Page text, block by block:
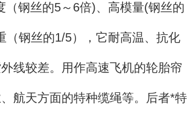
（钢丝的5～6倍)、高模量(钢丝的
（钢丝的1/5），它耐高温、抗化
线较差。用作高速飞机的轮胎帘
航天方面的特种缆绳等。后者*特